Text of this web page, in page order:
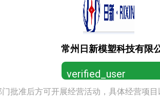
常州日新模塑科技有限
verified_user
营业执照已认证，放心求职
批准后方可开展经营活动，具体经营项